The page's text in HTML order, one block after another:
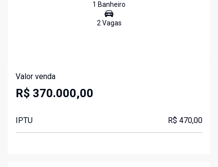
1 Banheiro
2Vagas
Valor venda
R$ 370.000,00
IPTU R$ 470,00